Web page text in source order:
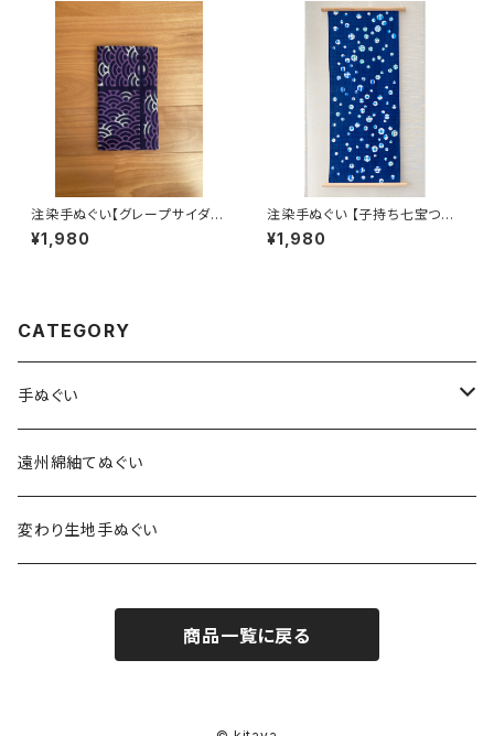
注染手ぬぐい【グレープサイダー
×青海波】 喜多屋商店 てぬぐい
甚平 浴衣 日本製
¥1,980
注染手ぬぐい 【子持ち七宝つな
ぎ 青】水玉 ドット 喜多屋商店
てぬぐい 日本製
¥1,980
CATEGORY
手ぬぐい
特岡生地
総理生地
遠州綿紬てぬぐい
変わり生地手ぬぐい
商品一覧に戻る